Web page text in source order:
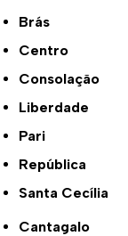
Brás
Centro
Consolação
Liberdade
Pari
República
Santa Cecília
Cantagalo